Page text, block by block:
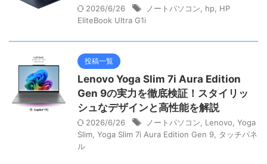
2026/6/26 ノートパソコン hp HP
EliteBook Ultra G1i
投稿一覧
Lenovo Yoga Slim 7i Aura Edition
Gen 9の実力を徹底検証！スタイリッ
シュなデザインと高性能を解説
2026/6/26 ノートパソコン Lenovo Yoga
Slim Yoga Slim 7i Aura Edition Gen 9
タッチパネ
ル